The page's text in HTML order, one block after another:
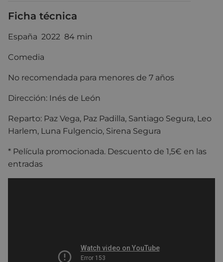
Ficha técnica
España 2022 84 min
Comedia
No recomendada para menores de 7 años
Dirección: Inés de León
Reparto: Paz Vega, Paz Padilla, Santiago Segura, Leo
Harlem, Luna Fulgencio, Sirena Segura
* Película promocionada. Descuento de 1,5€ en las
entradas